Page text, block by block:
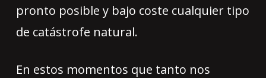
pronto posible y bajo coste cualquier tipo
de catástrofe natural.
En estos momentos que tanto nos